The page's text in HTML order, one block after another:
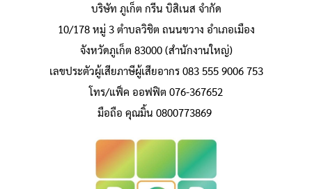
บริษัท ภูเก็ต กรีน บิสิเนส จำกัด
10/178 หมู่ 3 ตำบลวิชิต ถนนขวาง อำเภอเมือง
จังหวัดภูเก็ต 83000 (สำนักงานใหญ่)
เลขประตัวผู้เสียภาษีผู้เสียอากร 083 555 9006 753
โทร/แฟ็ค ออฟฟิต 076-367652
มือถือ คุณมิ้น 0800773869